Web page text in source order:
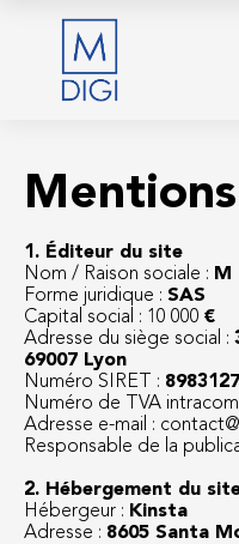
1. Éditeur du site
Nom / Raison sociale : M
Forme juridique : SAS
Capital social : 10 000 €
Adresse du siège social :
69007 Lyon
Numéro SIRET :
Numéro de TVA
Adresse e-mail :
Responsable de la
2. Hébergement du
Hébergeur : Kinsta
Adresse : 8605 Santa